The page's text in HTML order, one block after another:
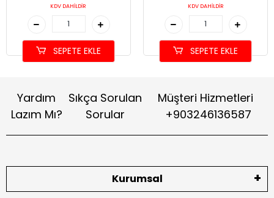
KDV DAHİLDİR
SEPETE EKLE
KDV DAHİLDİR
SEPETE EKLE
Yardım
Lazım Mı?
Sıkça Sorulan
Sorular
Müşteri Hizmetleri
+903246136587
Kurumsal